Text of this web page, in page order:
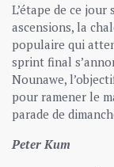
L’étape de ce
ascensions, la
populaire qui
sprint final
Nounawe,
pour ramener le
parade de
Peter Kum